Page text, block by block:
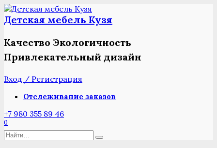
Перейти
к
содержанию
Детская мебель Кузя
Качество Экологичность
Привлекательный дизайн
Вход / Регистрация
Отслеживание заказов
+7 980 355 89 46
0
Search